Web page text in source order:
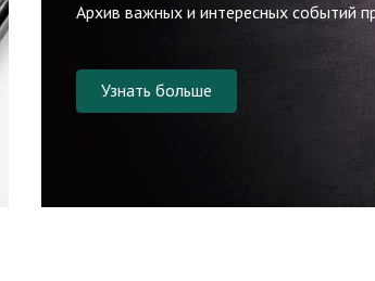
Архив важных и интересных событий
Узнать больше